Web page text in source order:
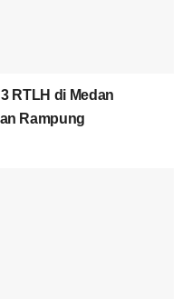
RTLH di Medan
Rampung